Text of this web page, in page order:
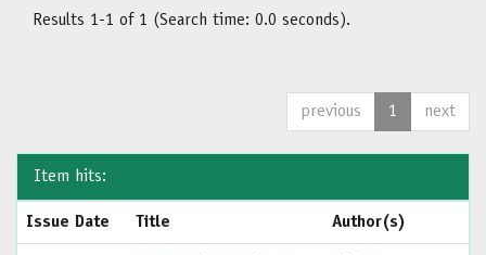
Results 1-1 of 1 (Search time: 0.0 seconds).
previous 1 next
Item hits:
Issue Date Title Author(s)